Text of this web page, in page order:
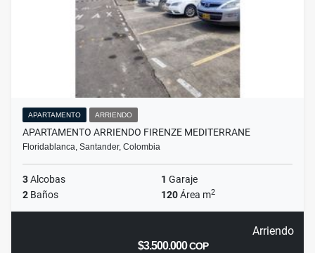
APARTAMENTO ARRIENDO
APARTAMENTO ARRIENDO FIRENZE MEDITERRANE
Floridablanca, Santander, Colombia
3Alcobas 1 Garaje
2 Baños 120Área m2
Arriendo
$3.500.000COP